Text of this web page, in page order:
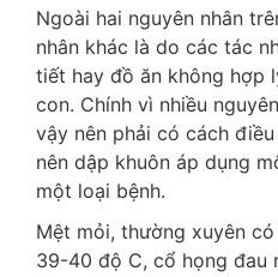
Ngoài hai nguyên nhân
nhân khác là do các tác
tiết hay đồ ăn không hợp
con. Chính vì nhiều
vậy nên phải có cách
nên dập khuôn áp dụng
một loại bệnh.
Mệt mỏi, thường xuyên
39-40 độ C, cổ họng đau